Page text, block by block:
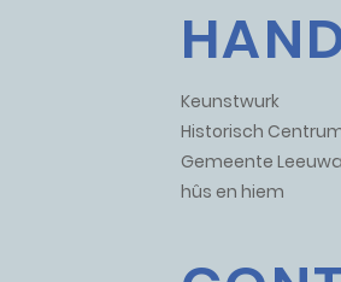
Keunstwurk
Historisch
Gemeente
hûs en hiem